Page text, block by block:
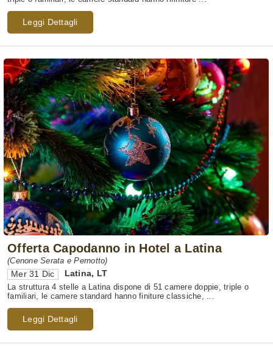
Leggi Dettagli
Offerta Capodanno in Hotel a Latina
(Cenone Serata e Pernotto)
Mer 31 Dic Latina, LT
La struttura 4 stelle a Latina dispone di 51 camere doppie, triple o
familiari, le camere standard hanno finiture classiche, ...
Leggi Dettagli